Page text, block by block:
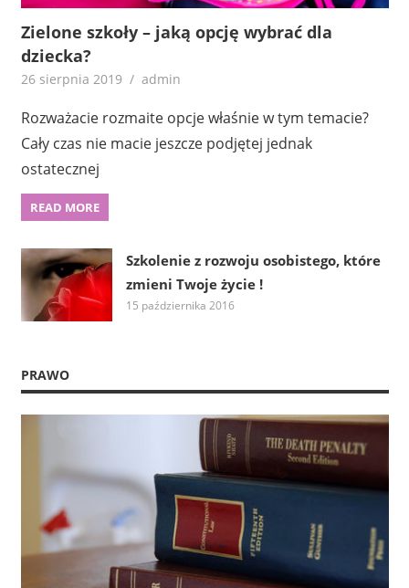
Zielone szkoły – jaką opcję wybrać dla
dziecka?
26 sierpnia 2019 admin
Rozważacie rozmaite opcje właśnie w tym temacie?
Cały czas nie macie jeszcze podjętej jednak
ostatecznej
READ MORE
Szkolenie z rozwoju osobistego, które
zmieni Twoje życie !
15 października 2016
PRAWO